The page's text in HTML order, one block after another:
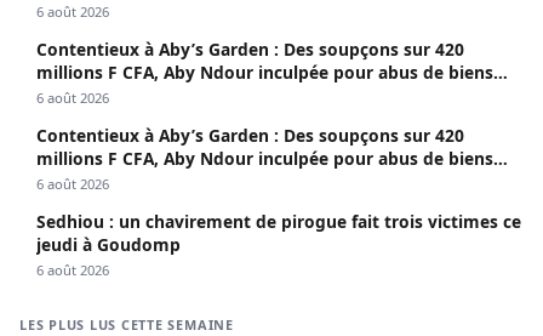
6 août 2026
Contentieux à Aby’s Garden : Des soupçons sur 420
millions F CFA, Aby Ndour inculpée pour abus de biens
sociaux
6 août 2026
Contentieux à Aby’s Garden : Des soupçons sur 420
millions F CFA, Aby Ndour inculpée pour abus de biens
sociaux
6 août 2026
Sedhiou : un chavirement de pirogue fait trois victimes ce
jeudi à Goudomp
6 août 2026
LES PLUS LUS CETTE SEMAINE